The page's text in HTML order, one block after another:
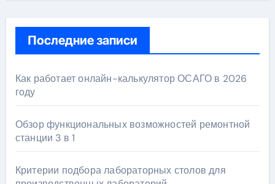
Последние записи
Как работает онлайн-калькулятор ОСАГО в 2026
году
Обзор функциональных возможностей ремонтной
станции 3 в 1
Критерии подбора лабораторных столов для